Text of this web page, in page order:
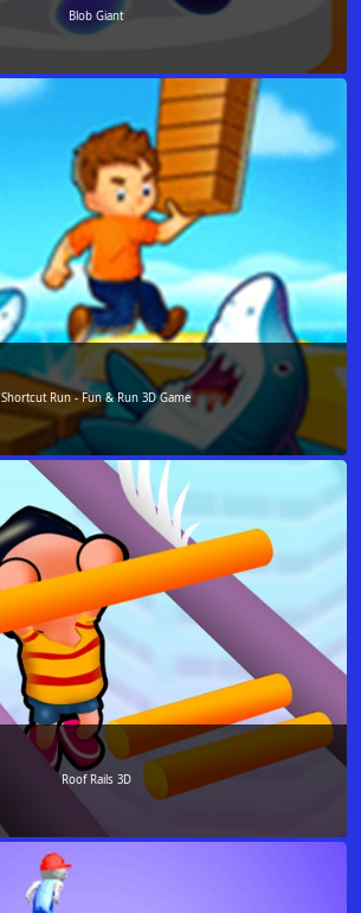
Blob Giant
Shortcut Run - Fun & Run 3D Game
Roof Rails 3D